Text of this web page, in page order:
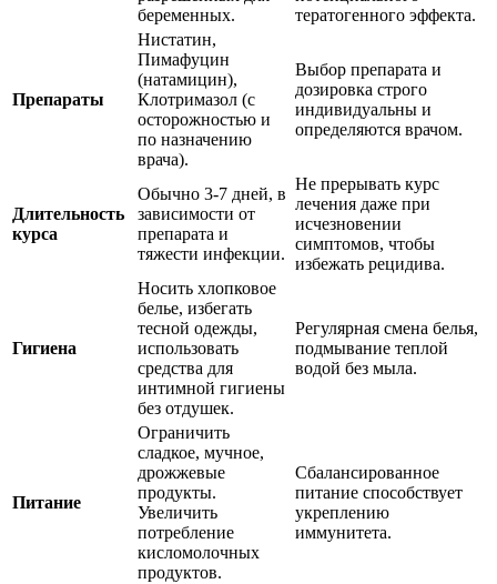
беременных.
тератогенного эффекта.
Препараты
Нистатин,
Пимафуцин
(натамицин),
Клотримазол (с
осторожностью и
по назначению
врача).
Выбор препарата и
дозировка строго
индивидуальны и
определяются врачом.
Длительность
курса
Обычно 3-7 дней, в
зависимости от
препарата и
тяжести инфекции.
Не прерывать курс
лечения даже при
исчезновении
симптомов, чтобы
избежать рецидива.
Гигиена
Носить хлопковое
белье, избегать
тесной одежды,
использовать
средства для
интимной гигиены
без отдушек.
Регулярная смена белья,
подмывание теплой
водой без мыла.
Питание
Ограничить
сладкое, мучное,
дрожжевые
продукты.
Увеличить
потребление
кисломолочных
продуктов.
Сбалансированное
питание способствует
укреплению
иммунитета.